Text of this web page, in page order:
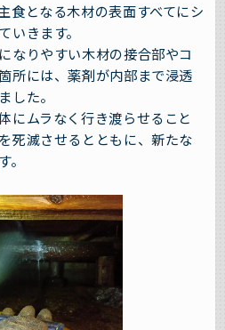
食となる木材の表面すべてにシ
いきます。
なりやすい木材の接合部やコ
所には、薬剤が内部まで浸透
した。
にムラなく行き渡らせること
死滅させるとともに、新たな